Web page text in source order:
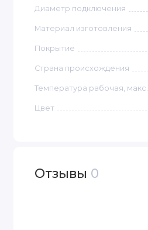
Диаметр подключения
Материал изготовления
Покрытие
Страна происхождения
Температура рабочая, макс.
Цвет
Отзывы 0